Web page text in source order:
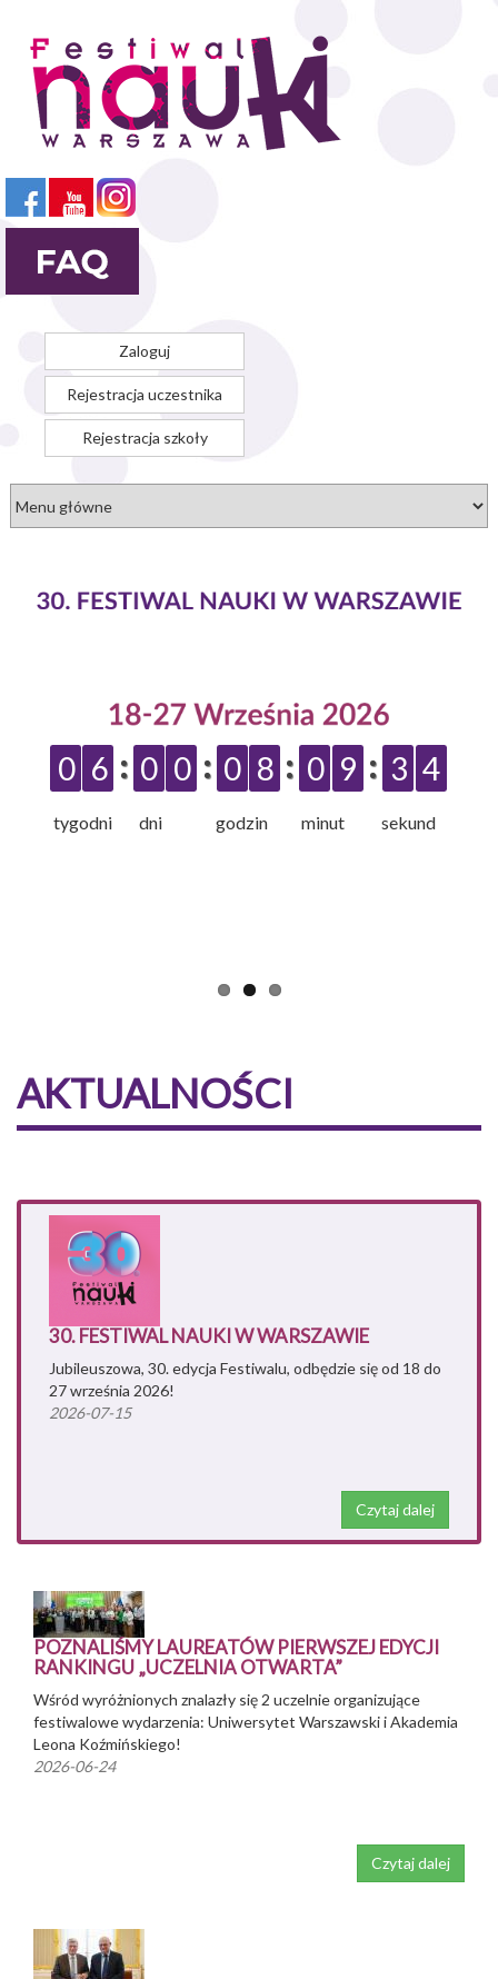
treści
Zaloguj
Rejestracja uczestnika
Rejestracja szkoły
0 6 0 0 0 8 0 9 3 4
tygodni dni godzin minut sekund
AKTUALNOŚCI
30. FESTIWAL NAUKI W WARSZAWIE
Jubileuszowa, 30. edycja Festiwalu, odbędzie się od 18 do
27 września 2026!
2026-07-15
Czytaj dalej
POZNALIŚMY LAUREATÓW PIERWSZEJ EDYCJI
RANKINGU „UCZELNIA OTWARTA”
Wśród wyróżnionych znalazły się 2 uczelnie organizujące
festiwalowe wydarzenia: Uniwersytet Warszawski i Akademia
Leona Koźmińskiego!
2026-06-24
Czytaj dalej